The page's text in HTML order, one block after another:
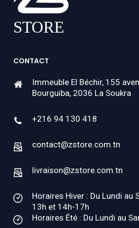
CONTACT
Immeuble El Béchir, 155
Bourguiba, 2036 La Soukra
+216 94 130 418
contact@zstore.com.tn
livraison@zstore.com.tn
Horaires Hiver : Du Lundi au
13h et 14h-17h
Horaires Été : Du Lundi au